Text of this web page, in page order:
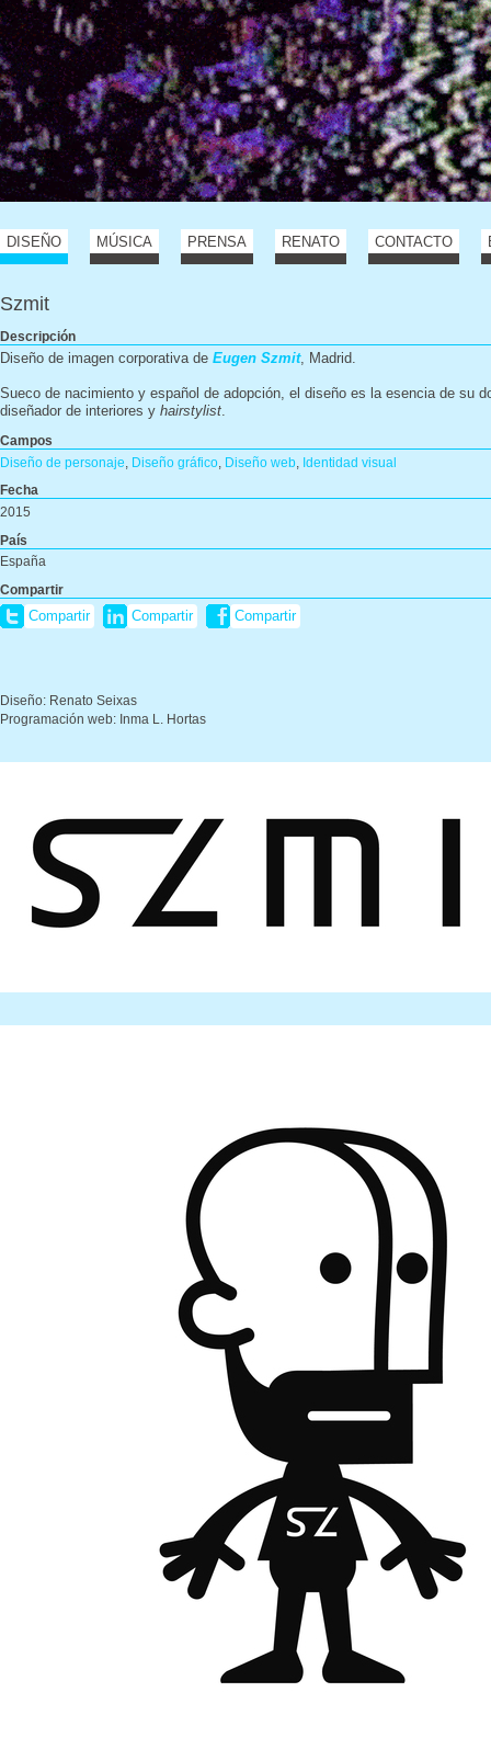
DISEÑO MÚSICA PRENSA RENATO CONTACTO
Szmit
Descripción
Diseño de imagen corporativa de Eugen Szmit, Madrid.
Sueco de nacimiento y español de adopción, el diseño es la esencia de su
diseñador de interiores y hairstylist.
Campos
Diseño de personaje
Diseño gráfico Diseño web Identidad visual
Fecha
2015
País
España
Compartir
Compartir Compartir Compartir
Diseño: Renato Seixas
Programación web: Inma L. Hortas